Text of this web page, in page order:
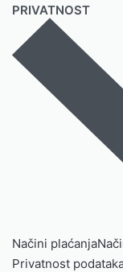
PRIVATNOST
Načini plaćanja
Privatnost